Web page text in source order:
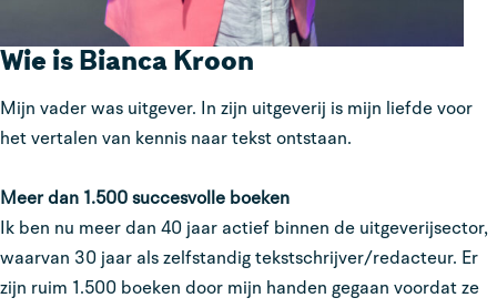
Wie is Bianca Kroon
Mijn vader was uitgever. In zijn uitgeverij is mijn liefde voor
het vertalen van kennis naar tekst ontstaan.
Meer dan 1.500 succesvolle boeken
Ik ben nu meer dan 40 jaar actief binnen de uitgeverijsector,
waarvan 30 jaar als zelfstandig tekstschrijver/redacteur. Er
zijn ruim 1.500 boeken door mijn handen gegaan voordat ze